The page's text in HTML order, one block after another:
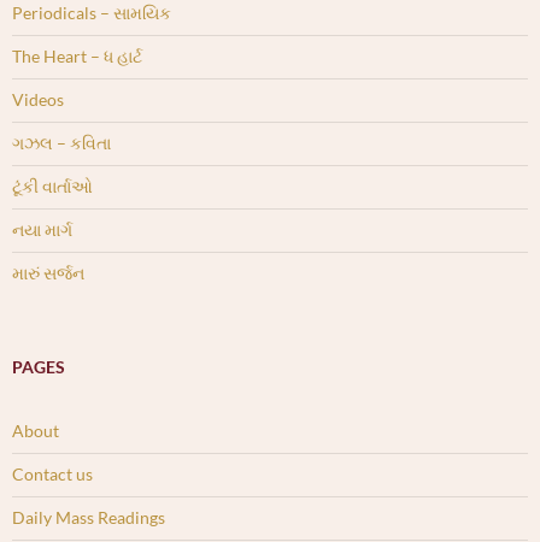
Periodicals – સામયિક
The Heart – ધ હાર્ટ
Videos
ગઝલ – કવિતા
ટૂંકી વાર્તાઓ
નયા માર્ગ
મારું સર્જન
PAGES
About
Contact us
Daily Mass Readings